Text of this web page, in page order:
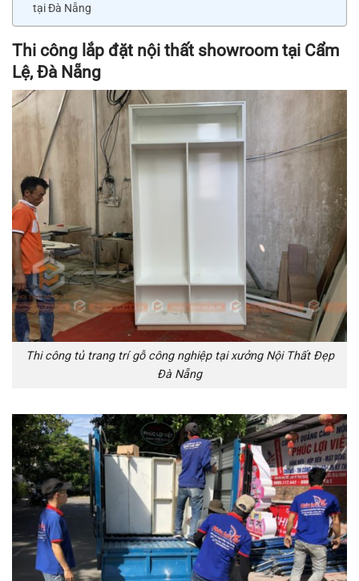
tại Đà Nẵng
Thi công lắp đặt nội thất showroom tại Cẩm
Lệ, Đà Nẵng
Thi công tủ trang trí gỗ công nghiệp tại xưởng Nội Thất Đẹp
Đà Nẵng